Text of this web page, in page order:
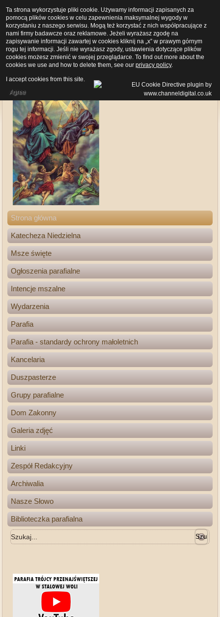
Strona główna
Katecheza Niedzielna
Msze święte
Ogłoszenia parafialne
Intencje mszalne
Wydarzenia
Parafia
Parafia - standardy ochrony małoletnich
Kancelaria
Duszpasterze
Grupy parafialne
Dom Zakonny
Galeria zdjęć
Linki
Zespół Redakcyjny
Archiwalia
Nasze Słowo
Biblioteczka parafialna
Ta strona wykorzystuje pliki cookie. Używamy informacji zapisanych za
pomocą plików cookies w celu zapewnienia maksymalnej wygody w
korzystaniu z naszego serwisu. Mogą też korzystać z nich współpracujące z
nami firmy badawcze oraz reklamowe. Jeżeli wyrażasz zgodę na
zapisywanie informacji zawartej w cookies kliknij na „x” w prawym górnym
rogu tej informacji. Jeśli nie wyrażasz zgody, ustawienia dotyczące plików
cookies możesz zmienić w swojej przeglądarce. To find out more about the
cookies we use and how to delete them, see our privacy policy.
I accept cookies from this site.
Agree